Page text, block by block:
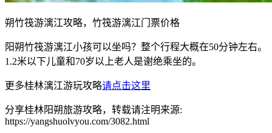
朔竹筏游漓江攻略，竹筏游漓江门票价格
阳朔竹筏游漓江小孩可以坐吗？整个行程大概在50分钟左右。
1.2米以下儿童和70岁以上老人是谢绝乘坐的。
更多桂林漓江游玩攻略请点击这里
分享桂林阳朔旅游攻略，转载请注明来源:
https://yangshuolvyou.com/3082.html